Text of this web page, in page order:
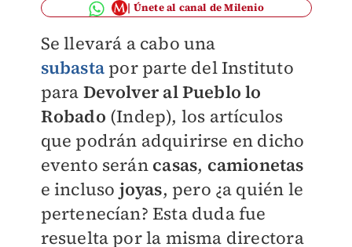
Únete al canal de Milenio
Se llevará a cabo una
subasta por parte del Instituto
para Devolver al Pueblo lo
Robado (Indep), los artículos
que podrán adquirirse en dicho
evento serán casas, camionetas
e incluso joyas, pero ¿a quién le
pertenecían? Esta duda fue
resuelta por la misma directora